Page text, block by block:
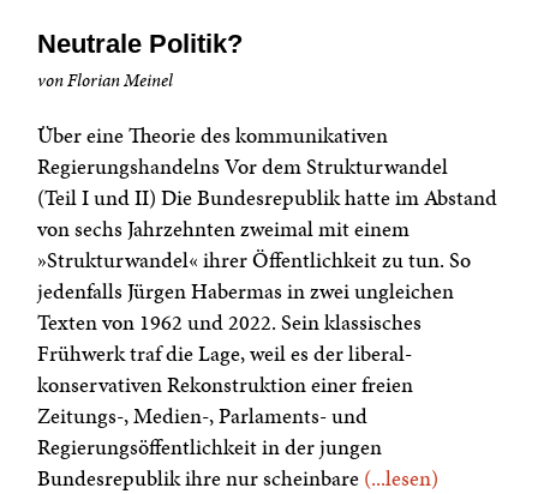
Neutrale Politik?
von Florian Meinel
Über eine Theorie des kommunikativen
Regierungshandelns Vor dem Strukturwandel
(Teil I und II) Die Bundesrepublik hatte im Abstand
von sechs Jahrzehnten zweimal mit einem
»Strukturwandel« ihrer Öffentlichkeit zu tun. So
jedenfalls Jürgen Habermas in zwei ungleichen
Texten von 1962 und 2022. Sein klassisches
Frühwerk traf die Lage, weil es der liberal-
konservativen Rekonstruktion einer freien
Zeitungs-, Medien-, Parlaments- und
Regierungsöffentlichkeit in der jungen
Bundesrepublik ihre nur scheinbare (...lesen)